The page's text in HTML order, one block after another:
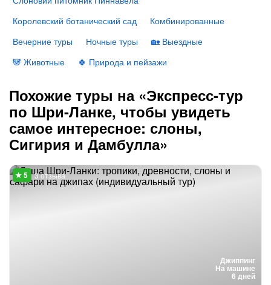
Королевский ботанический сад
Комбинированные
Вечерние туры
Ночные туры
🏡 Выездные
🐼 Животные
🍀 Природа и пейзажи
Похожие туры на «Экспресс-тур
по Шри-Ланке, чтобы увидеть
самое интересное: слоны,
Сигирия и Дамбулла»
Джиппинг
На машине
6 дней
3 отзыва